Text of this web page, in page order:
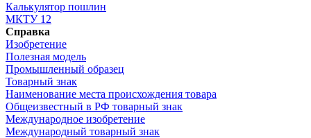
Калькулятор пошлин
МКТУ 12
Справка
Изобретение
Полезная модель
Промышленный образец
Товарный знак
Наименование места происхождения товара
Общеизвестный в РФ товарный знак
Международное изобретение
Международный товарный знак